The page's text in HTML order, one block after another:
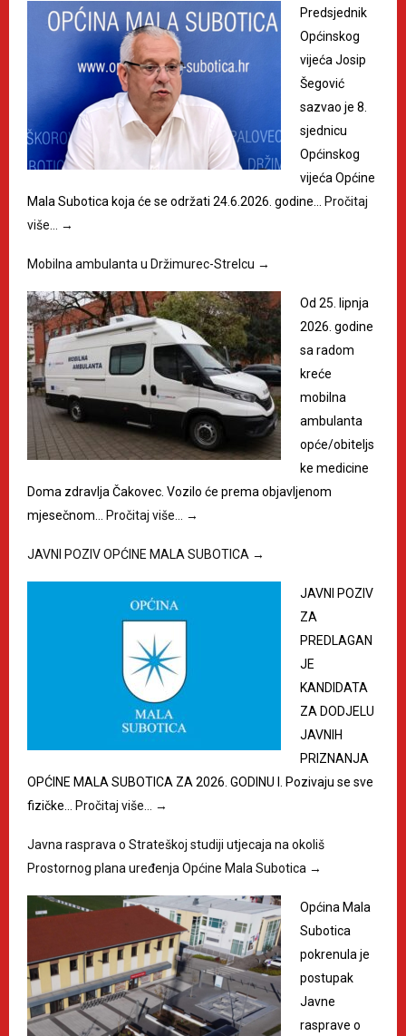
Predsjednik
Općinskog
vijeća Josip
Šegović
sazvao je 8.
sjednicu
Općinskog
vijeća Općine
Mala Subotica koja će se održati 24.6.2026. godine…
Pročitaj
više…
→
Mobilna ambulanta u Držimurec-Strelcu →
Od 25. lipnja
2026. godine
sa radom
kreće
mobilna
ambulanta
opće/obiteljs
ke medicine
Doma zdravlja Čakovec. Vozilo će prema objavljenom
mjesečnom…
Pročitaj više… →
JAVNI POZIV OPĆINE MALA SUBOTICA →
JAVNI POZIV
ZA
PREDLAGAN
JE
KANDIDATA
ZA DODJELU
JAVNIH
PRIZNANJA
OPĆINE MALA SUBOTICA ZA 2026. GODINU I. Pozivaju se sve
fizičke…
Pročitaj više… →
Javna rasprava o Strateškoj studiji utjecaja na okoliš
Prostornog plana uređenja Općine Mala Subotica →
Općina Mala
Subotica
pokrenula je
postupak
Javne
rasprave o